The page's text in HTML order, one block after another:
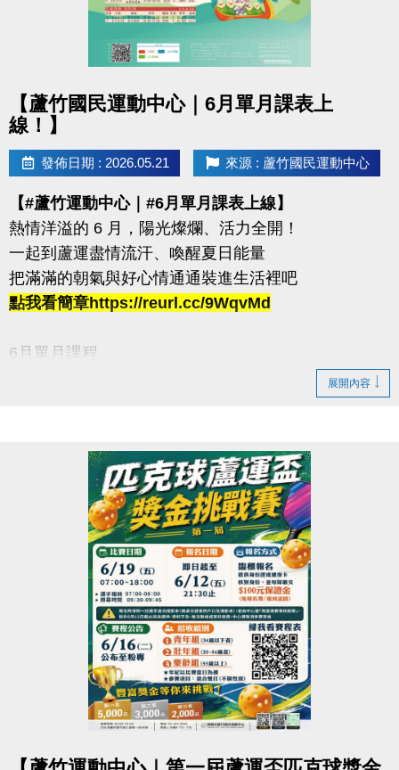
每站分開計時，完成一個循環才算成功！
120秒內完成指定動作，考驗你的體能與意志力
凡報名參賽即可獲得 #限量T-SHIRT乙件（數量有限，
送完為止）
加碼優惠 :
1.參賽者折扣：參賽者於活動後1週內可享9折購買家
教課程或團體課程（含體驗課程）。
2.運動持續挑戰方案：參賽者若於活動後1週內報名體
適能月會員或者海陸卡，可享9折優惠。
活動優惠不得與其他折扣、優惠、行銷活動合併使用
連絡資訊
-官網 :
https://www.lzsports.com.tw/zh_TW/news/pageID/1/
【蘆竹國民運動中心｜6月單月課表上
線！】
發佈日期 : 2026.05.21 來源 : 蘆竹國民運動中心
【#蘆竹運動中心｜#6月單月課表上線】
熱情洋溢的 6 月，陽光燦爛、活力全開！
一起到蘆運盡情流汗、喚醒夏日能量
把滿滿的朝氣與好心情通通裝進生活裡吧
點我看簡章https://reurl.cc/9WqvMd
6月單月課程
▶ 課程臨櫃報名，【NEW】課程可使用APP報名。
▶ 上課請穿著運動服裝，並攜帶毛巾、水。
▶ 有氧、瑜珈、飛輪需年滿15歲；懸吊、空瑜需年滿
▶ 若因人數不足無法開班，將於開課前通知，並請持
原信用卡、繳費憑證及發票至本中心辦理退費。
-洽詢專線：03-2639066 #112
-官網 :
https://www.lzsports.com.tw/zh_TW/news/pageID/1/
-FB : 桃園市蘆竹國民運動中心
-IG : @luzhusports
展開內容